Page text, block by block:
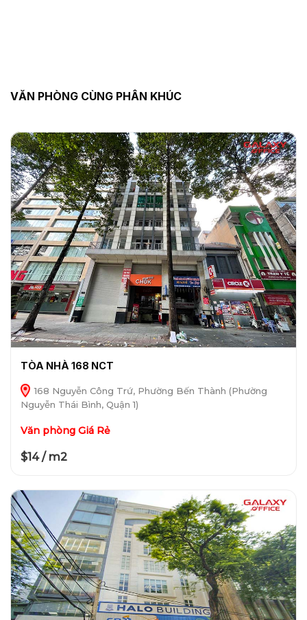
VĂN PHÒNG CÙNG PHÂN KHÚC
TÒA NHÀ 168 NCT
168 Nguyễn Công Trứ, Phường Bến Thành (Phường
Nguyễn Thái Bình, Quận 1)
Văn phòng Giá Rẻ
$14 / m2